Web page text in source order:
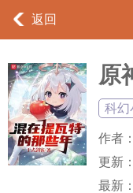
返回
原
些
科幻
作者：
更新：
最新：